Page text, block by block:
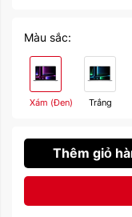
Màu sắc:
Xám (Đen) Trắng
Thêm giỏ